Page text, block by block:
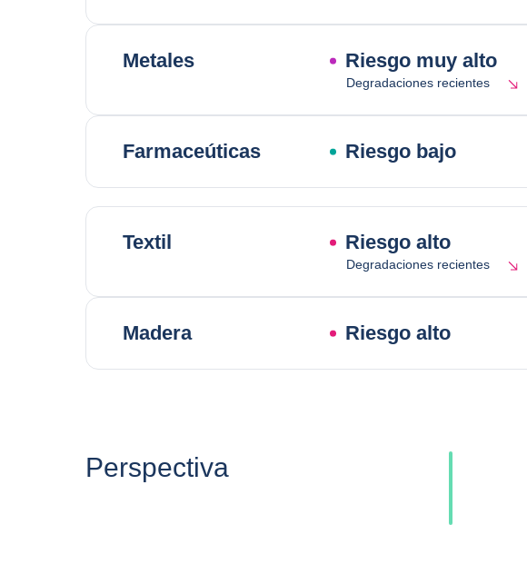
Metales Riesgo muy alto
Degradaciones recientes
Farmaceúticas Riesgo bajo
Textil Riesgo alto
Degradaciones recientes
Madera Riesgo alto
Perspectiva